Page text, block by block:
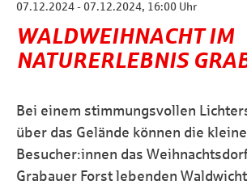
07.12.2024 - 07.12.2024, 16:00 Uhr
WALDWEIHNACHT IM
NATURERLEBNIS
Bei einem stimmungsvollen
über das Gelände können die
Besucher:innen das
Grabauer Forst lebenden